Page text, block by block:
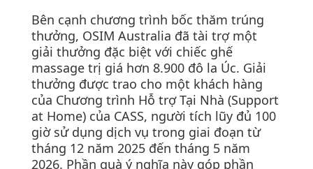
Bên cạnh chương trình bốc thăm trúng
thưởng, OSIM Australia đã tài trợ một
giải thưởng đặc biệt với chiếc ghế
massage trị giá hơn 8.900 đô la Úc. Giải
thưởng được trao cho một khách hàng
của Chương trình Hỗ trợ Tại Nhà (Support
at Home) của CASS, người tích lũy đủ 100
giờ sử dụng dịch vụ trong giai đoạn từ
tháng 12 năm 2025 đến tháng 5 năm
2026. Phần quà ý nghĩa này góp phần